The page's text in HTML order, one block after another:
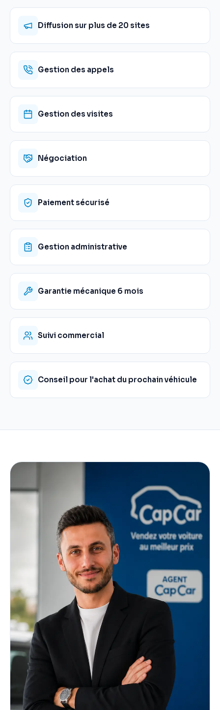
Diffusion sur plus de 20 sites
Gestion des appels
Gestion des visites
Négociation
Paiement sécurisé
Gestion administrative
Garantie mécanique 6 mois
Suivi commercial
Conseil pour l'achat du prochain véhicule